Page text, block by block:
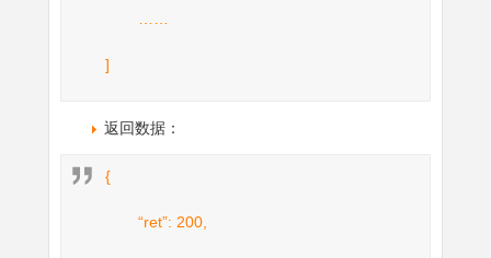
]
返回数据：
{
“ret”: 200,